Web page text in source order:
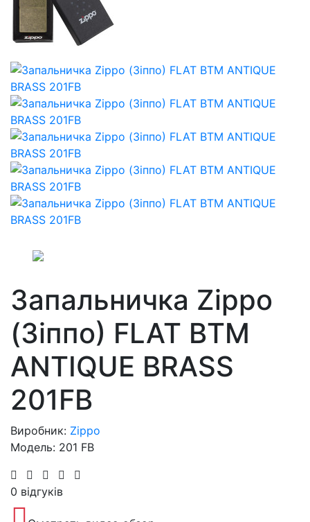
Запальничка Zippo
(Зіппо) FLAT BTM
ANTIQUE BRASS
201FB
Виробник: Zippo
Модель: 201 FB
0 відгуків